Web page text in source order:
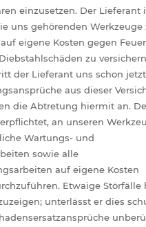
einzusetzen. Der Lieferant
uns gehörenden Werkzeuge
eigene Kosten gegen
zu
der Lieferant uns schon
aus dieser
die Abtretung hiermit an.
an unseren
Wartungs- und
sowie alle
auf eigene Kosten
Etwaige Störfälle
unterlässt er dies